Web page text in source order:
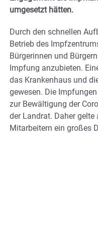
umgesetzt hätten.
Durch den schnellen
Betrieb des
Bürgerinnen und
Impfung anzubieten.
das Krankenhaus und
gewesen. Die
zur Bewältigung der
der Landrat. Daher
Mitarbeitern ein großes